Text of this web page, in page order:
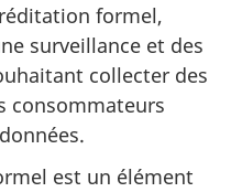
formel,
surveillance et des
collecter des
consommateurs
est un élément